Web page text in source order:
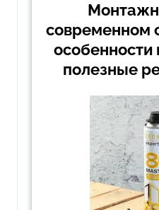
современном
полезные